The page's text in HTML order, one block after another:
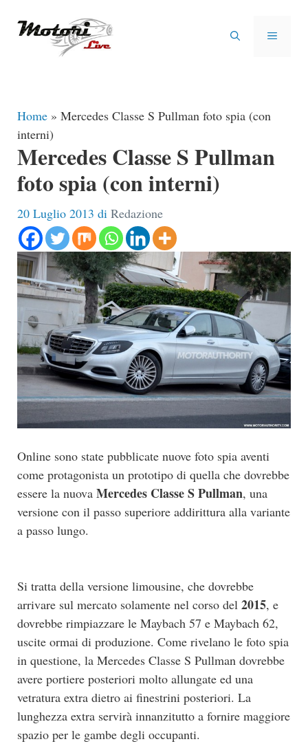
MENU
Home » Mercedes Classe S Pullman foto spia (con
interni)
Mercedes Classe S Pullman
foto spia (con interni)
20 Luglio 2013 di Redazione
Online sono state pubblicate nuove foto spia aventi
come protagonista un prototipo di quella che dovrebbe
essere la nuova Mercedes Classe S Pullman, una
versione con il passo superiore addirittura alla variante
a passo lungo.
Si tratta della versione limousine, che dovrebbe
arrivare sul mercato solamente nel corso del 2015, e
dovrebbe rimpiazzare le Maybach 57 e Maybach 62,
uscite ormai di produzione. Come rivelano le foto spia
in questione, la Mercedes Classe S Pullman dovrebbe
avere portiere posteriori molto allungate ed una
vetratura extra dietro ai finestrini posteriori. La
lunghezza extra servirà innanzitutto a fornire maggiore
spazio per le gambe degli occupanti.